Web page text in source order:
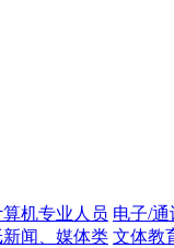
算机专业人员 电子/
闻、媒体类 文体教